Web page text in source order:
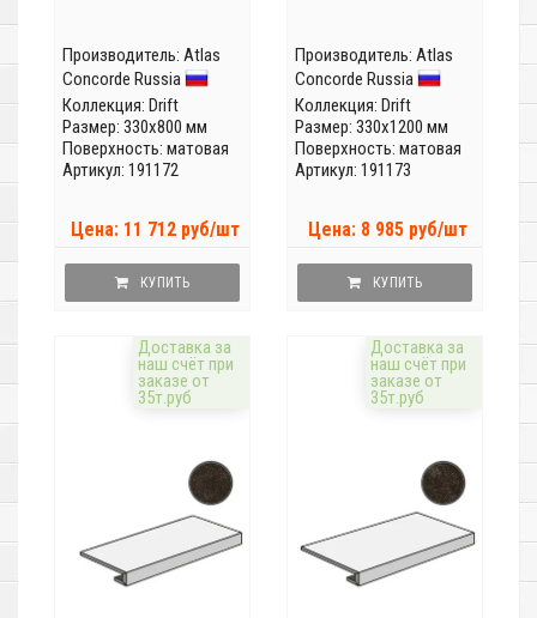
Производитель: Atlas
Concorde Russia
Коллекция: Drift
Размер: 330x800 мм
Поверхность: матовая
Артикул: 191172
Цена: 11 712 руб/шт
КУПИТЬ
Производитель: Atlas
Concorde Russia
Коллекция: Drift
Размер: 330x1200 мм
Поверхность: матовая
Артикул: 191173
Цена: 8 985 руб/шт
КУПИТЬ
Доставка за
наш счёт при
заказе от
35т.руб
Доставка за
наш счёт при
заказе от
35т.руб